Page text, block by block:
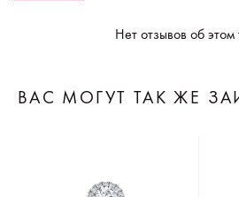
Нет отзывов об этом
ВАС МОГУТ ТАК ЖЕ